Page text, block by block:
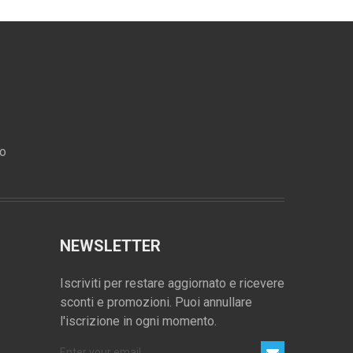
NEWSLETTER
Iscriviti per restare aggiornato e ricevere
sconti e promozioni. Puoi annullare
l'iscrizione in ogni momento.